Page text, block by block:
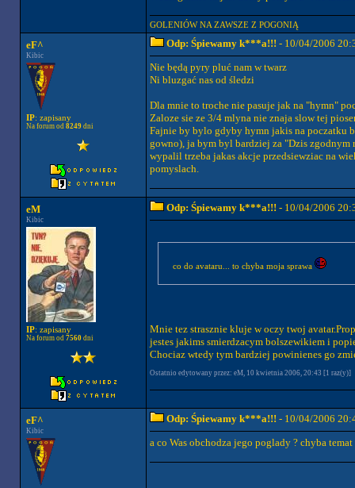
GOLENIÓW NA ZAWSZE Z POGONIĄ
eF^
Kibic
IP: zapisany
Na forum od 8249dni
Odp: Śpiewamy k***a!!! - 10/04/2006
Nie będą pyry pluć nam w twarz
Ni bluzgać nas od śledzi
Dla mnie to troche nie pasuje jak na "hymn"
Zaloze sie ze 3/4 mlyna nie znaja slow tej
Fajnie by bylo gdyby hymn jakis na poczatku
gowno), ja bym byl bardziej za "Dzis zgodnym
wypalil trzeba jakas akcje przedsiewziac na
pomyslach.
eM
Kibic
IP: zapisany
Na forum od 7560dni
Odp: Śpiewamy k***a!!! - 10/04/2006
co do avataru... to chyba moja sprawa
Mnie tez strasznie kluje w oczy twoj
jestes jakims smierdzacym bolszewikiem i
Chociaz wtedy tym bardziej powinienes go
Ostatnio edytowany przez: eM, 10 kwietnia 2006, 20:43 [1 raz(y)]
eF^
Kibic
Odp: Śpiewamy k***a!!! - 10/04/2006
a co Was obchodza jego poglady ? chyba